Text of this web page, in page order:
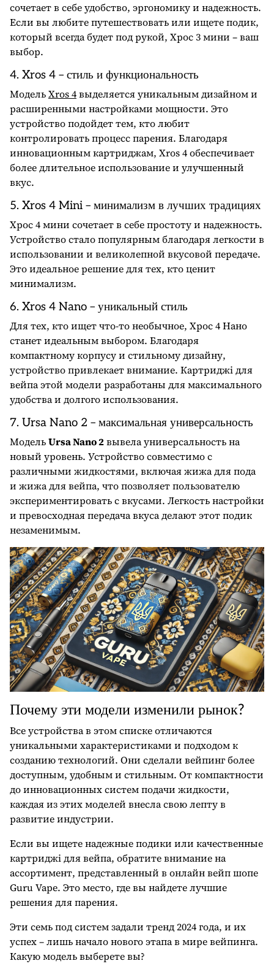
сочетает в себе удобство, эргономику и надежность.
Если вы любите путешествовать или ищете подик,
который всегда будет под рукой, Хрос 3 мини – ваш
выбор.
4. Xros 4 – стиль и функциональность
МодельXros 4выделяется уникальным дизайном и
расширенными настройками мощности. Это
устройство подойдет тем, кто любит
контролировать процесс парения. Благодаря
инновационным картриджам, Xros 4 обеспечивает
более длительное использование и улучшенный
вкус.
5. Xros 4 Mini – минимализм в лучших традициях
Хрос 4 мини сочетает в себе простоту и надежность.
Устройство стало популярным благодаря легкости в
использовании и великолепной вкусовой передаче.
Это идеальное решение для тех, кто ценит
минимализм.
6. Xros 4 Nano – уникальный стиль
Для тех, кто ищет что-то необычное, Хрос4 Нано
станет идеальным выбором. Благодаря
компактному корпусу и стильному дизайну,
устройство привлекает внимание. Картриджі для
вейпа этой модели разработаны для максимального
удобства и долгого использования.
7. Ursa Nano 2 – максимальная универсальность
МодельUrsa Nano 2вывела универсальность на
новый уровень. Устройство совместимо с
различными жидкостями, включая жижа для пода
и жижа для вейпа, что позволяет пользователю
экспериментировать с вкусами. Легкость настройки
и превосходная передача вкуса делают этот подик
незаменимым.
Почему эти модели изменили рынок?
Все устройства в этом списке отличаются
уникальными характеристиками и подходом к
созданию технологий. Они сделали вейпинг более
доступным, удобным и стильным. От компактности
до инновационных систем подачи жидкости,
каждая из этих моделей внесла свою лепту в
развитие индустрии.
Если вы ищете надежные подики или качественные
картриджі для вейпа, обратите внимание на
ассортимент, представленный в онлайн вейп шопе
Guru Vape. Это место, где вы найдете лучшие
решения для парения.
Эти семь под систем задали тренд 2024 года, и их
успех – лишь начало нового этапа в мире вейпинга.
Какую модель выберете вы?